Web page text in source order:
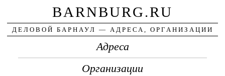
BARNBURG.RU
ДЕЛОВОЙ БАРНАУЛ — АДРЕСА, ОРГАНИЗАЦИИ
Адреса
Организации